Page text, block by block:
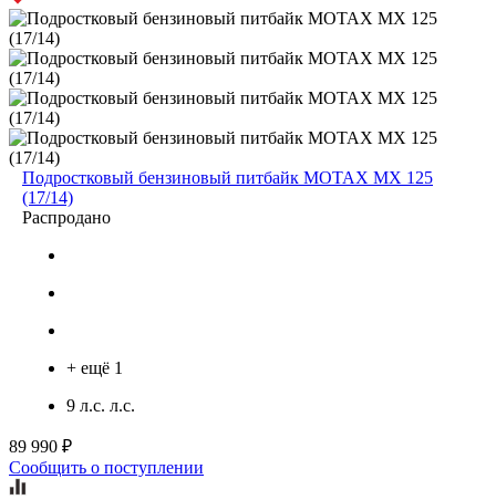
Подростковый бензиновый питбайк MOTAX MX 125
(17/14)
Распродано
+ ещё 1
9 л.с. л.с.
89 990 ₽
Сообщить о поступлении